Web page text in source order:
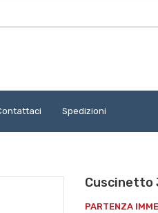
Spedizioni
Cuscinetto
PARTENZA